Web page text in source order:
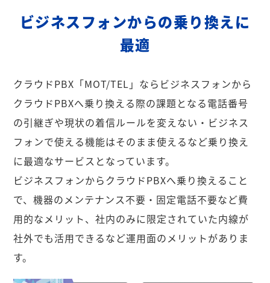
ビジネスフォンからの乗り換えに
最適
クラウドPBX「MOT/TEL」ならビジネスフォンから
クラウドPBXへ乗り換える際の課題となる電話番号
の引継ぎや現状の着信ルールを変えない・ビジネス
フォンで使える機能はそのまま使えるなど乗り換え
に最適なサービスとなっています。
ビジネスフォンからクラウドPBXへ乗り換えること
で、機器のメンテナンス不要・固定電話不要など費
用的なメリット、社内のみに限定されていた内線が
社外でも活用できるなど運用面のメリットがありま
す。